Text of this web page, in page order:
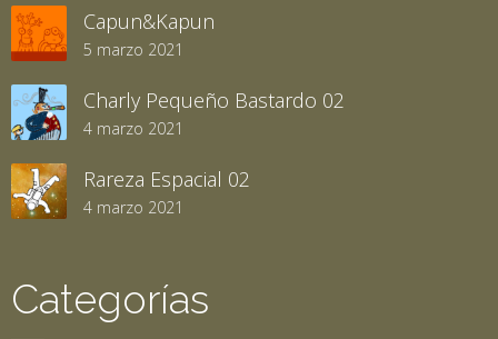
Capun&Kapun
5 marzo 2021
Charly Pequeño Bastardo 02
4 marzo 2021
Rareza Espacial 02
4 marzo 2021
Categorías